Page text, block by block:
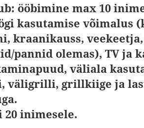
ööbimine max 10
kasutamise võimalus
kraanikauss,
pannid olemas), TV ja
väliala
väligrilli, grillkiige ja
20 inimesele.